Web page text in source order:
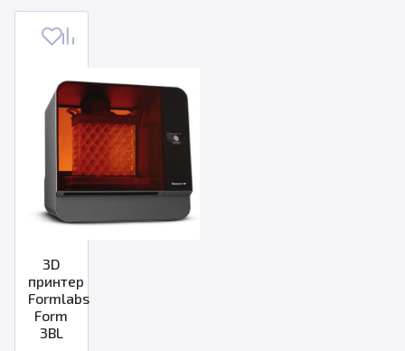
3D
принтер
Formlabs
Form
3BL